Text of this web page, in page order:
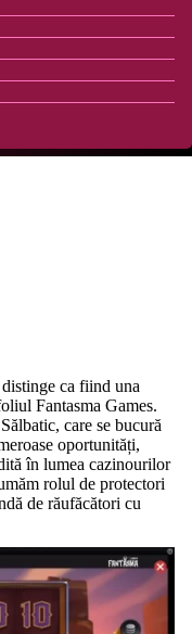
ca fiind una
Fantasma Games.
care se bucură
oportunități,
în lumea cazinourilor
rolul de protectori
de răufăcători cu